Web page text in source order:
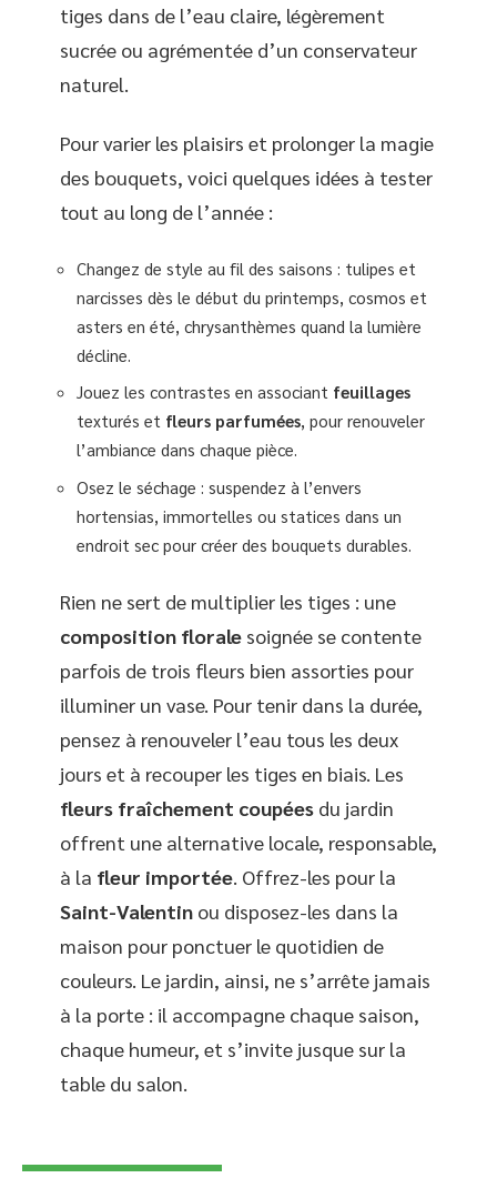
tiges dans de l’eau claire, légèrement
sucrée ou agrémentée d’un conservateur
naturel.
Pour varier les plaisirs et prolonger la magie
des bouquets, voici quelques idées à tester
tout au long de l’année :
Changez de style au fil des saisons : tulipes et
narcisses dès le début du printemps, cosmos et
asters en été, chrysanthèmes quand la lumière
décline.
Jouez les contrastes en associant feuillages
texturés et fleurs parfumées, pour renouveler
l’ambiance dans chaque pièce.
Osez le séchage : suspendez à l’envers
hortensias, immortelles ou statices dans un
endroit sec pour créer des bouquets durables.
Rien ne sert de multiplier les tiges : une
composition florale soignée se contente
parfois de trois fleurs bien assorties pour
illuminer un vase. Pour tenir dans la durée,
pensez à renouveler l’eau tous les deux
jours et à recouper les tiges en biais. Les
fleurs fraîchement coupées du jardin
offrent une alternative locale, responsable,
à la fleur importée. Offrez-les pour la
Saint-Valentin ou disposez-les dans la
maison pour ponctuer le quotidien de
couleurs. Le jardin, ainsi, ne s’arrête jamais
à la porte : il accompagne chaque saison,
chaque humeur, et s’invite jusque sur la
table du salon.